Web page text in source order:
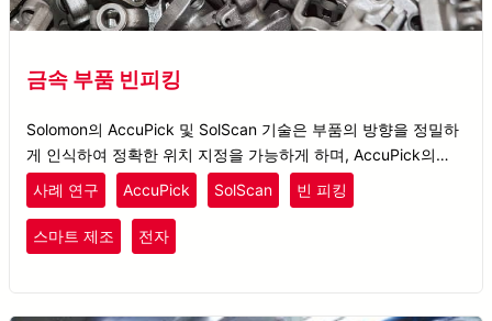
금속 부품 빈피킹
Solomon의 AccuPick 및 SolScan 기술은 부품의 방향을 정밀하
게 인식하여 정확한 위치 지정을 가능하게 하며, AccuPick의
ROS 모션 플래닝은 충돌 없는 픽업을 보장합니다.
사례 연구 AccuPick SolScan 빈 피킹
스마트 제조 전자